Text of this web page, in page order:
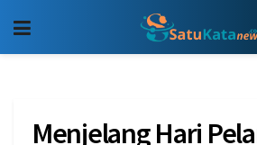
Menjelang Hari